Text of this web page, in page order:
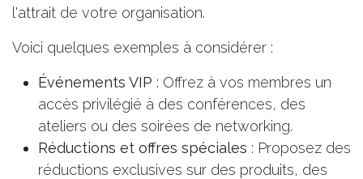
l'attrait de votre organisation.
Voici quelques exemples à considérer :
Événements VIP : Offrez à vos membres un
accès privilégié à des conférences, des
ateliers ou des soirées de networking.
Réductions et offres spéciales : Proposez des
réductions exclusives sur des produits, des